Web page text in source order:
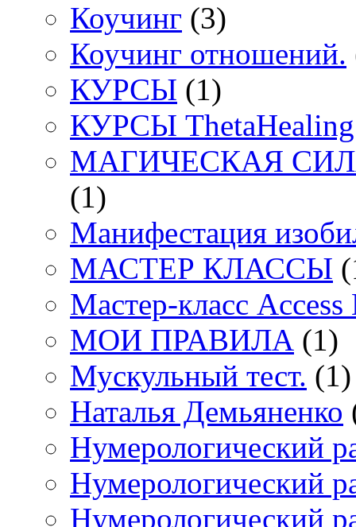
Коучинг (3)
Коучинг отношений.
КУРСЫ (1)
КУРСЫ ThetaHealing
МАГИЧЕСКАЯ
(1)
Манифестация
МАСТЕР КЛАССЫ
Мастер-класс
МОИ ПРАВИЛА (1)
Мускульный тест. (1)
Наталья Демьяненко
Нумерологический
Нумерологический
Нумерологический